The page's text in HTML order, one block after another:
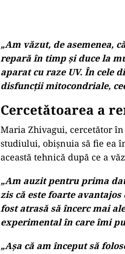
„Am văzut, de asemenea,
repară în timp și duce la
aparat cu raze UV. În cele
disfuncții mitocondriale,
Cercetătoarea a
Maria Zhivagui, cercetător
studiului, obișnuia să fie ea
această tehnică după ce a
„Am auzit pentru prima
zis că este foarte
fost atrasă să încerc mai
experimental în care îmi
„Așa că am început să